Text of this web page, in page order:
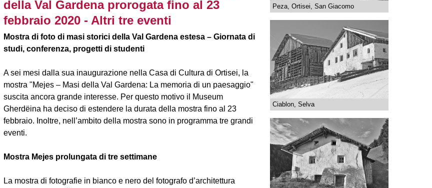
della Val Gardena prorogata fino al 23
febbraio 2020 - Altri tre eventi
Mostra di foto di masi storici della Val Gardena estesa – Giornata di
studi, conferenza, progetti di studenti
A sei mesi dalla sua inaugurazione nella Casa di Cultura di Ortisei, la
mostra "Mejes – Masi della Val Gardena: La memoria di un paesaggio"
suscita ancora grande interesse. Per questo motivo il Museum
Gherdëina ha deciso di estendere la durata della mostra fino al 23
febbraio. Inoltre, nell’ambito della mostra sono in programma tre grandi
eventi.
Mostra Mejes prolungata di tre settimane
La mostra di fotografie in bianco e nero del fotografo d’architettura
Peza, Ortisei, San Giacomo
Ciablon, Selva